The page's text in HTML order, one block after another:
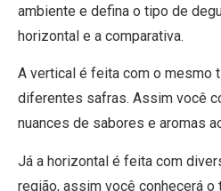
ambiente e defina o tipo de
horizontal e a comparativa.
A vertical é feita com o mesmo
diferentes safras. Assim você
nuances de sabores e aromas
Já a horizontal é feita com
região, assim você conhecerá